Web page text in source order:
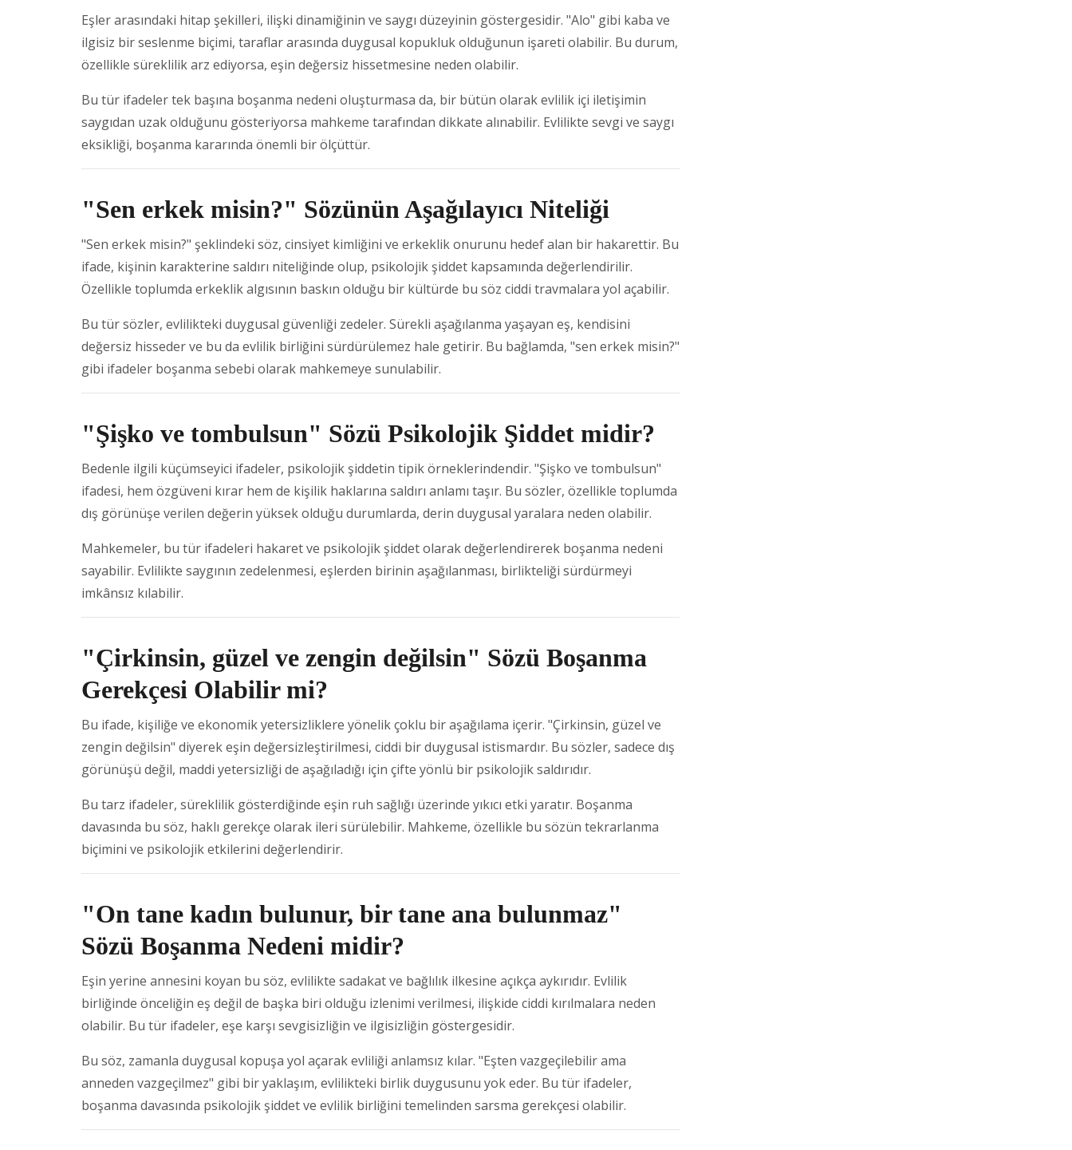
Eşler arasındaki hitap şekilleri, ilişki dinamiğinin ve saygı düzeyinin göstergesidir. "Alo" gibi kaba ve
ilgisiz bir seslenme biçimi, taraflar arasında duygusal kopukluk olduğunun işareti olabilir. Bu durum,
özellikle süreklilik arz ediyorsa, eşin değersiz hissetmesine neden olabilir.
Bu tür ifadeler tek başına boşanma nedeni oluşturmasa da, bir bütün olarak evlilik içi iletişimin
saygıdan uzak olduğunu gösteriyorsa mahkeme tarafından dikkate alınabilir. Evlilikte sevgi ve saygı
eksikliği, boşanma kararında önemli bir ölçüttür.
"Sen erkek misin?" Sözünün Aşağılayıcı Niteliği
"Sen erkek misin?" şeklindeki söz, cinsiyet kimliğini ve erkeklik onurunu hedef alan bir hakarettir. Bu
ifade, kişinin karakterine saldırı niteliğinde olup, psikolojik şiddet kapsamında değerlendirilir.
Özellikle toplumda erkeklik algısının baskın olduğu bir kültürde bu söz ciddi travmalara yol açabilir.
Bu tür sözler, evlilikteki duygusal güvenliği zedeler. Sürekli aşağılanma yaşayan eş, kendisini
değersiz hisseder ve bu da evlilik birliğini sürdürülemez hale getirir. Bu bağlamda, "sen erkek misin?"
gibi ifadeler boşanma sebebi olarak mahkemeye sunulabilir.
"Şişko ve tombulsun" Sözü Psikolojik Şiddet midir?
Bedenle ilgili küçümseyici ifadeler, psikolojik şiddetin tipik örneklerindendir. "Şişko ve tombulsun"
ifadesi, hem özgüveni kırar hem de kişilik haklarına saldırı anlamı taşır. Bu sözler, özellikle toplumda
dış görünüşe verilen değerin yüksek olduğu durumlarda, derin duygusal yaralara neden olabilir.
Mahkemeler, bu tür ifadeleri hakaret ve psikolojik şiddet olarak değerlendirerek boşanma nedeni
sayabilir. Evlilikte saygının zedelenmesi, eşlerden birinin aşağılanması, birlikteliği sürdürmeyi
imkânsız kılabilir.
"Çirkinsin, güzel ve zengin değilsin" Sözü Boşanma
Gerekçesi Olabilir mi?
Bu ifade, kişiliğe ve ekonomik yetersizliklere yönelik çoklu bir aşağılama içerir. "Çirkinsin, güzel ve
zengin değilsin" diyerek eşin değersizleştirilmesi, ciddi bir duygusal istismardır. Bu sözler, sadece dış
görünüşü değil, maddi yetersizliği de aşağıladığı için çifte yönlü bir psikolojik saldırıdır.
Bu tarz ifadeler, süreklilik gösterdiğinde eşin ruh sağlığı üzerinde yıkıcı etki yaratır. Boşanma
davasında bu söz, haklı gerekçe olarak ileri sürülebilir. Mahkeme, özellikle bu sözün tekrarlanma
biçimini ve psikolojik etkilerini değerlendirir.
"On tane kadın bulunur, bir tane ana bulunmaz"
Sözü Boşanma Nedeni midir?
Eşin yerine annesini koyan bu söz, evlilikte sadakat ve bağlılık ilkesine açıkça aykırıdır. Evlilik
birliğinde önceliğin eş değil de başka biri olduğu izlenimi verilmesi, ilişkide ciddi kırılmalara neden
olabilir. Bu tür ifadeler, eşe karşı sevgisizliğin ve ilgisizliğin göstergesidir.
Bu söz, zamanla duygusal kopuşa yol açarak evliliği anlamsız kılar. "Eşten vazgeçilebilir ama
anneden vazgeçilmez" gibi bir yaklaşım, evlilikteki birlik duygusunu yok eder. Bu tür ifadeler,
boşanma davasında psikolojik şiddet ve evlilik birliğini temelinden sarsma gerekçesi olabilir.